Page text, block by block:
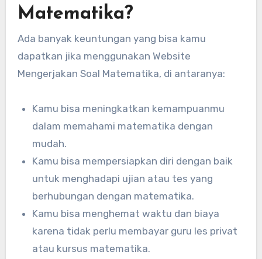
Matematika?
Ada banyak keuntungan yang bisa kamu
dapatkan jika menggunakan Website
Mengerjakan Soal Matematika, di antaranya:
Kamu bisa meningkatkan kemampuanmu
dalam memahami matematika dengan
mudah.
Kamu bisa mempersiapkan diri dengan baik
untuk menghadapi ujian atau tes yang
berhubungan dengan matematika.
Kamu bisa menghemat waktu dan biaya
karena tidak perlu membayar guru les privat
atau kursus matematika.